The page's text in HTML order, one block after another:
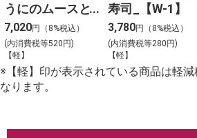
うにのムースと3
種冷菜のアソー
ト_【Y-4】
7,020円（8%税込）
(内消費税等520円)
【軽】
寿司_【W-1】
3,780円（8%税込）
(内消費税等280円)
【軽】
※【軽】印が表示されている商品は軽減
なります。